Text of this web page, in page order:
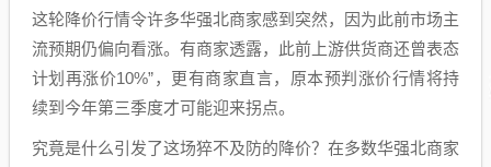
这轮降价行情令许多华强北商家感到突然，因为此前市场主
流预期仍偏向看涨。有商家透露，此前上游供货商还曾表态
计划再涨价10%”，更有商家直言，原本预判涨价行情将持
续到今年第三季度才可能迎来拐点。
究竟是什么引发了这场猝不及防的降价？在多数华强北商家